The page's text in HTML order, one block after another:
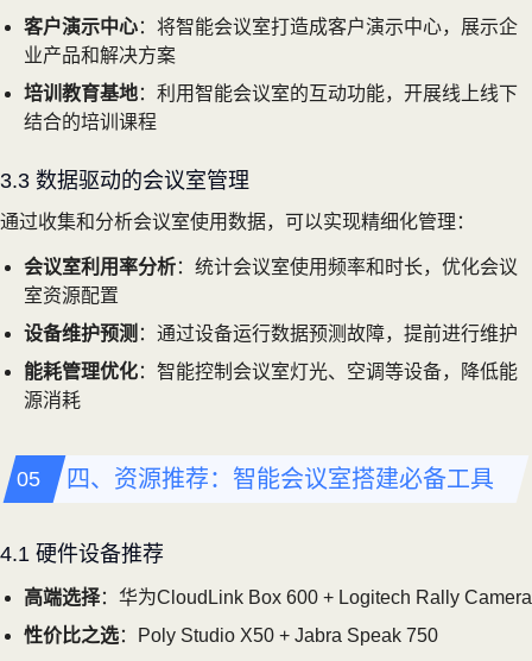
客户演示中心：将智能会议室打造成客户演示中心，展示企
业产品和解决方案
培训教育基地：利用智能会议室的互动功能，开展线上线下
结合的培训课程
3.3 数据驱动的会议室管理
通过收集和分析会议室使用数据，可以实现精细化管理：
会议室利用率分析：统计会议室使用频率和时长，优化会议
室资源配置
设备维护预测 ：通过设备运行数据预测故障，提前进行维护
能耗管理优化：智能控制会议室灯光、空调等设备，降低能
源消耗
四、资源推荐：智能会议室搭建必备工具
4.1 硬件设备推荐
高端选择：华为CloudLink Box 600 + Logitech Rally Camera
性价比之选：Poly Studio X50 + Jabra Speak 750